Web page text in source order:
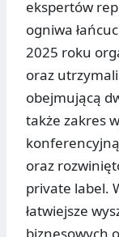
ekspertów
ogniwa
2025 roku
oraz
obejmującą
także zakres
oraz
private label.
łatwiejsze